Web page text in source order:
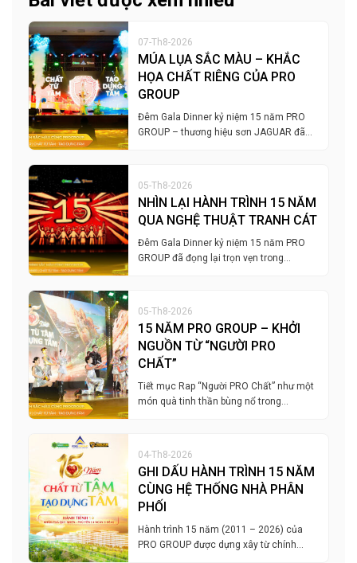
07-Th8-2026
MÚA LỤA SẮC MÀU – KHẮC
HỌA CHẤT RIÊNG CỦA PRO
GROUP
Đêm Gala Dinner kỷ niệm 15 năm PRO
GROUP – thương hiệu sơn JAGUAR đã…
05-Th8-2026
NHÌN LẠI HÀNH TRÌNH 15 NĂM
QUA NGHỆ THUẬT TRANH CÁT
Đêm Gala Dinner kỷ niệm 15 năm PRO
GROUP đã đọng lại trọn vẹn trong…
05-Th8-2026
15 NĂM PRO GROUP – KHỞI
NGUỒN TỪ “NGƯỜI PRO
CHẤT”
Tiết mục Rap “Người PRO Chất” như một
món quà tinh thần bùng nổ trong…
04-Th8-2026
GHI DẤU HÀNH TRÌNH 15 NĂM
CÙNG HỆ THỐNG NHÀ PHÂN
PHỐI
Hành trình 15 năm (2011 – 2026) của
PRO GROUP được dựng xây từ chính…